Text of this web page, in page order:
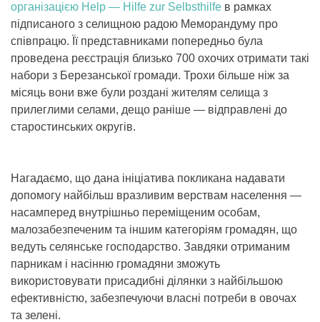
організацією Help — Hilfe zur Selbsthilfe в рамках
підписаного з селищною радою Меморандуму про
співпрацю. Її представниками попередньо була
проведена реєстрація близько 700 охочих отримати такі
набори з Березанської громади. Трохи більше ніж за
місяць вони вже були роздані жителям селища з
прилеглими селами, дещо раніше — відправлені до
старостинських округів.
Нагадаємо, що дана ініціатива покликана надавати
допомогу найбільш вразливим верствам населення —
насамперед внутрішньо переміщеним особам,
малозабезпеченим та іншим категоріям громадян, що
ведуть селянське господарство. Завдяки отриманим
парникам і насінню громадяни зможуть
використовувати присадибні ділянки з найбільшою
ефективністю, забезпечуючи власні потреби в овочах
та зелені.